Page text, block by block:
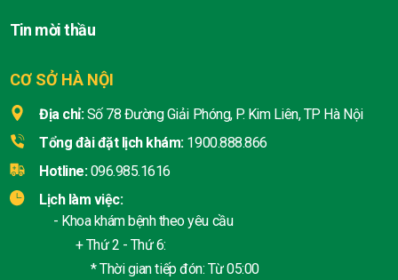
CƠ SỞ HÀ NỘI
Địa chỉ: Số 78 Đường Giải Phóng, P. Kim Liên, TP Hà Nội
Tổng đài đặt lịch khám: 1900.888.866
Hotline: 096.985.1616
Lịch làm việc:
- Khoa khám bệnh theo yêu cầu
+ Thứ 2 - Thứ 6:
* Thời gian tiếp đón: Từ 05:00
Tin mời thầu